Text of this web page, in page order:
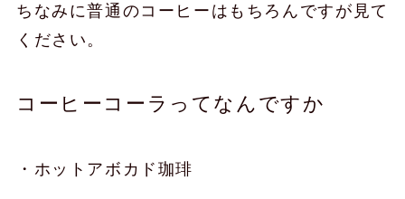
ちなみに普通のコーヒーはもちろんですが見て
ください。
コーヒーコーラってなんですか
・ホットアボカド珈琲